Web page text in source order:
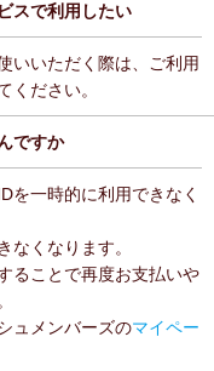
スで利用したい
いいただく際は、ご利用
ください。
ですか
を一時的に利用できなく
なくなります。
ることで再度お支払いや
ュメンバーズのマイペー